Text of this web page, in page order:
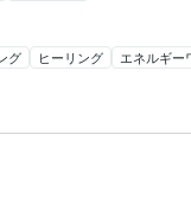
グ ヒーリング エネルギー